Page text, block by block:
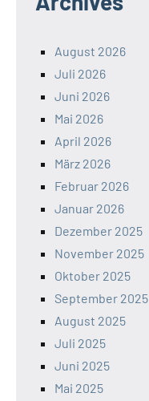
August 2026
Juli 2026
Juni 2026
Mai 2026
April 2026
März 2026
Februar 2026
Januar 2026
Dezember 2025
November 2025
Oktober 2025
September 2025
August 2025
Juli 2025
Juni 2025
Mai 2025